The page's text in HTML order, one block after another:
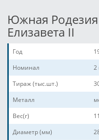
Южная
Елизавета II
Год
Номинал
2
Тираж (тыс.шт.)
Металл
Вес(г)
Диаметр (мм)